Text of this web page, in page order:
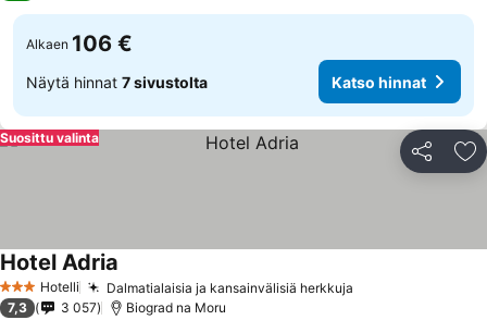
Alkaen 106 €
Näytä hinnat 7 sivustolta Katso hinnat
Jaa
Suosittu valinta
3 Tähtiluokitus
Hotelli Dalmatialaisia ja kansainvälisiä herkkuja
Hotel Adria
7,3 3 057 Biograd na Moru